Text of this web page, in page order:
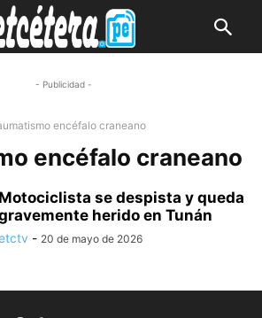
- Publicidad -
encéfalo craneano
encéfalo craneano
Motociclista se despista y queda
herido en Tunán
- 20 de mayo de 2026